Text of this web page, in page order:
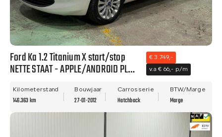
Ford Ka 1.2 Titanium X start/stop
NETTE STAAT - APPLE/ANDROID PLAY
€ 3.749,-
v.a € 66,- p/m
Kilometerstand
146.363 km
Bouwjaar
27-01-2012
Carrosserie
Hatchback
BTW/Marge
Marge